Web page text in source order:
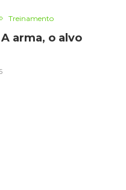
Treinamento
arma, o alvo